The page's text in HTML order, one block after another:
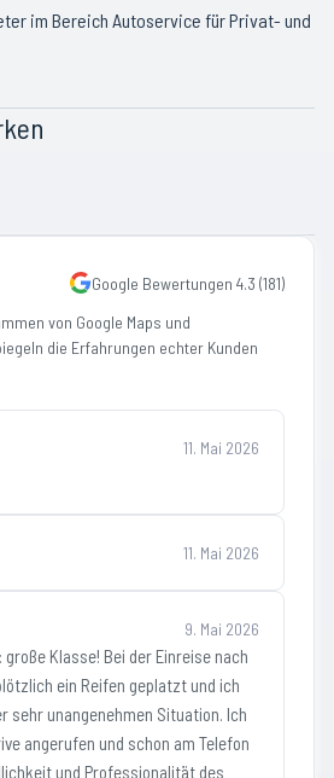
im Bereich Autoservice für Privat- und
Google Bewertungen 4.3 (181)
von Google Maps und
die Erfahrungen echter Kunden
11. Mai 2026
11. Mai 2026
9. Mai 2026
große Klasse! Bei der Einreise nach
ein Reifen geplatzt und ich
sehr unangenehmen Situation. Ich
angerufen und schon am Telefon
und Professionalität des